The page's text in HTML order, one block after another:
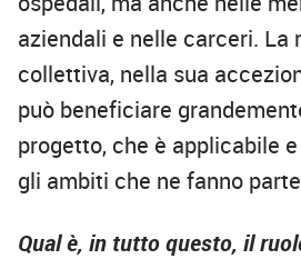
aziendali e nelle carceri. La
collettiva, nella sua
può beneficiare
progetto, che è applicabile
gli ambiti che ne fanno
Qual è, in tutto questo, il